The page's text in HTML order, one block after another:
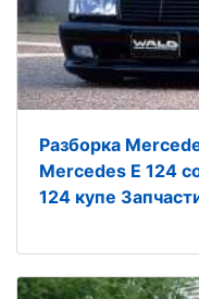
Разборка
Mercedes E 124
124 купе